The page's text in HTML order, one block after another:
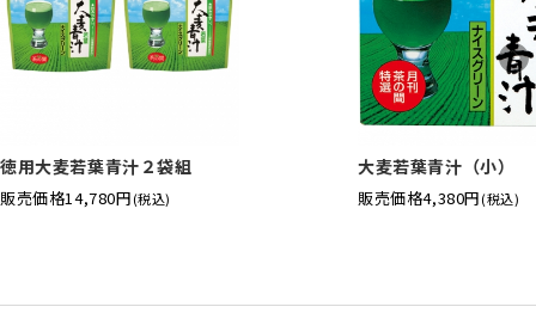
徳用大麦若葉青汁２袋組
販売価格14,780円(税込)
大麦若葉青汁（小）
販売価格4,380円(税込)